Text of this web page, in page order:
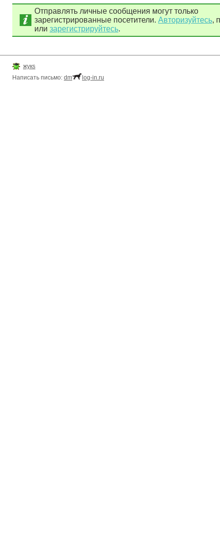
Отправлять личные сообщения могут только
зарегистрированные посетители. Авторизуйтесь,
или зарегистрируйтесь.
жукs
Написать письмо: dm log-in.ru